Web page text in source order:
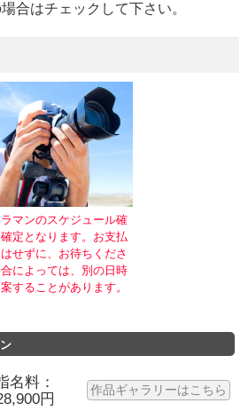
合はチェックして下さい。
マンのスケジュール確
定となります。お支払
せずに、お待ちくださ
によっては、別の日時
することがあります。
名料：
円
作品ギャラリーはこちら